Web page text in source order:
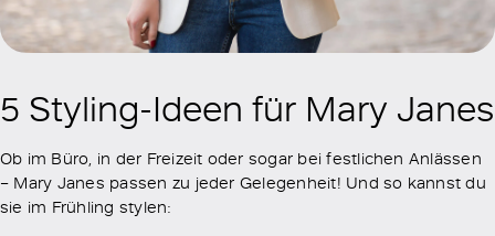
5 Styling-Ideen für Mary Janes
Ob im Büro, in der Freizeit oder sogar bei festlichen Anlässen
– Mary Janes passen zu jeder Gelegenheit! Und so kannst du
sie im Frühling stylen: